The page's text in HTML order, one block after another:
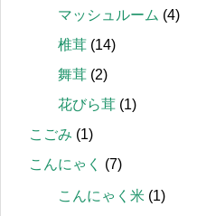
マッシュルーム (4)
椎茸 (14)
舞茸 (2)
花びら茸 (1)
こごみ (1)
こんにゃく
(7)
こんにゃく米 (1)